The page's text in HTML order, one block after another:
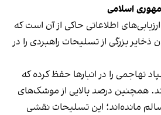
اسلامی
اطلاعاتی حاکی از آن است که
بزرگی از تسلیحات راهبردی را در
تهاجمی را در انبارها حفظ کرده که
همچنین درصد بالایی از موشک‌های
مانده‌اند؛ این تسلیحات نقشی